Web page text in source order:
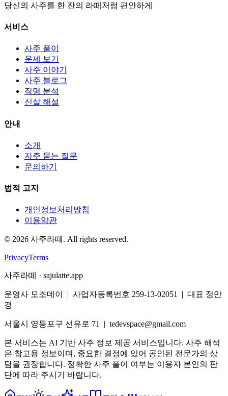
당신의 사주를 한 잔의 라떼처럼 편안하게
서비스
사주 풀이
운세 보기
사주 이야기
사주 블로그
작명 분석
신살 해설
안내
소개
자주 묻는 질문
문의하기
법적 고지
개인정보처리방침
이용약관
© 2026 사주라떼. All rights reserved.
PrivacyTerms
사주라떼 · sajulatte.app
운영사 모조데이 | 사업자등록번호 259-13-02051 | 대표 정만
경
서울시 영등포구 선유로 71 | tedevspace@gmail.com
본 서비스는 AI 기반 사주 정보 제공 서비스입니다. 사주 해석
은 참고용 정보이며, 중요한 결정에 있어 공인된 전문가의 상
담을 권장합니다. 정확한 사주 풀이 여부는 이용자 본인의 판
단에 따라 주시기 바랍니다.